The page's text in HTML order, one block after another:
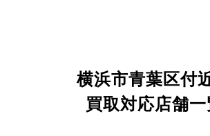
横浜市青葉区付
買取対応店舗一